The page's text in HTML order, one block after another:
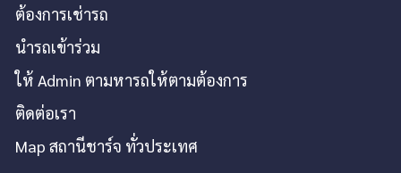
ต้องการเช่ารถ
นำรถเข้าร่วม
ให้ Admin ตามหารถให้ตามต้องการ
ติดต่อเรา
Map สถานีชาร์จ ทั่วประเทศ